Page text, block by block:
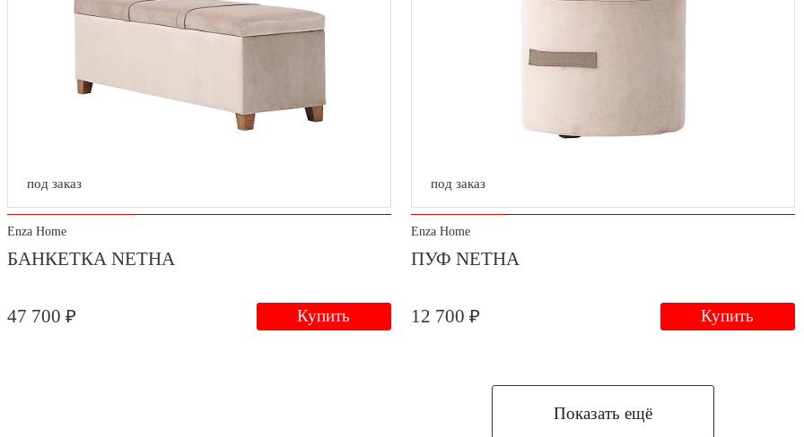
под заказ
Enza Home
БАНКЕТКА NETHA
47 700 ₽ Купить
под заказ
Enza Home
ПУФ NETHA
12 700 ₽ Купить
Показать ещё